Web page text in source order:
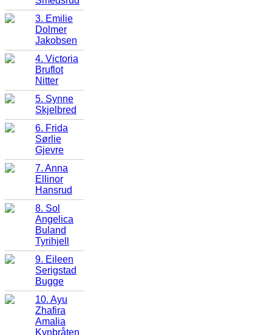
3. Emilie
Dolmer
Jakobsen
4. Victoria
Bruflot
Nitter
5. Synne
Skjelbred
6. Frida
Sørlie
Gjevre
7. Anna
Ellinor
Hansrud
8. Sol
Angelica
Buland
Tyrihjell
9. Eileen
Serigstad
Bugge
10. Ayu
Zhafira
Amalia
Kynbråten